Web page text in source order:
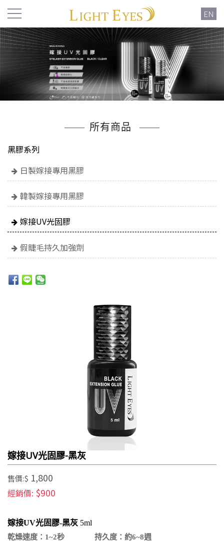
EN
所有商品
黑膠系列
日製嫁接專用黑膠
韓製嫁接專用黑膠
嫁接UV光固膠
假睫毛持久加強劑
嫁接UV光固膠-黑灰
售價:$ 1,800
經銷價: $900
嫁接UV光固膠-黑灰 5ml
乾燥速度：1~2秒 持久度：約6~8週